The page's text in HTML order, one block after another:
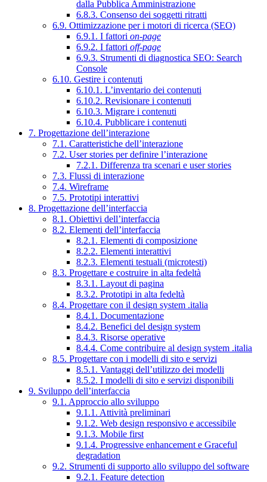
dalla Pubblica Amministrazione
6.8.3. Consenso dei soggetti ritratti
6.9. Ottimizzazione per i motori di ricerca (SEO)
6.9.1. I fattori on-page
6.9.2. I fattori off-page
6.9.3. Strumenti di diagnostica SEO: Search
Console
6.10. Gestire i contenuti
6.10.1. L’inventario dei contenuti
6.10.2. Revisionare i contenuti
6.10.3. Migrare i contenuti
6.10.4. Pubblicare i contenuti
7. Progettazione dell’interazione
7.1. Caratteristiche dell’interazione
7.2. User stories per definire l’interazione
7.2.1. Differenza tra scenari e user stories
7.3. Flussi di interazione
7.4. Wireframe
7.5. Prototipi interattivi
8. Progettazione dell’interfaccia
8.1. Obiettivi dell’interfaccia
8.2. Elementi dell’interfaccia
8.2.1. Elementi di composizione
8.2.2. Elementi interattivi
8.2.3. Elementi testuali (microtesti)
8.3. Progettare e costruire in alta fedeltà
8.3.1. Layout di pagina
8.3.2. Prototipi in alta fedeltà
8.4. Progettare con il design system .italia
8.4.1. Documentazione
8.4.2. Benefici del design system
8.4.3. Risorse operative
8.4.4. Come contribuire al design system .italia
8.5. Progettare con i modelli di sito e servizi
8.5.1. Vantaggi dell’utilizzo dei modelli
8.5.2. I modelli di sito e servizi disponibili
9. Sviluppo dell’interfaccia
9.1. Approccio allo sviluppo
9.1.1. Attività preliminari
9.1.2. Web design responsivo e accessibile
9.1.3. Mobile first
9.1.4. Progressive enhancement e Graceful
degradation
9.2. Strumenti di supporto allo sviluppo del software
9.2.1. Feature detection